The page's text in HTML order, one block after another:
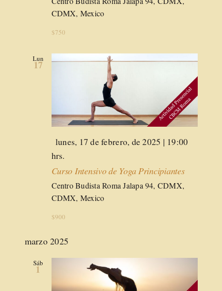
CDMX, Mexico
$750
Lun
17
Destacado
lunes, 17 de febrero, de 2025 | 19:00
hrs.
Curso Intensivo de Yoga Principiantes
Centro Budista RomaJalapa 94, CDMX,
CDMX, Mexico
$900
marzo 2025
Sáb
1